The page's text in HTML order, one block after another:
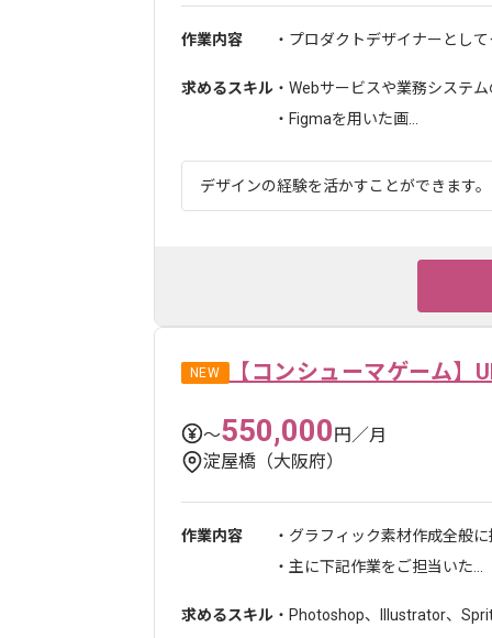
作業内容 ・プロダクトデザイナーとし
求めるスキル ・Webサービスや業務システ
・Figmaを用いた画...
デザインの経験を活かすことができます
NEW 【コンシューマゲーム】
〜550,000円／月
淀屋橋（大阪府）
作業内容
・グラフィック素材作成全般
・主に下記作業をご担当いた...
求めるスキル ・Photoshop、Illustrator、